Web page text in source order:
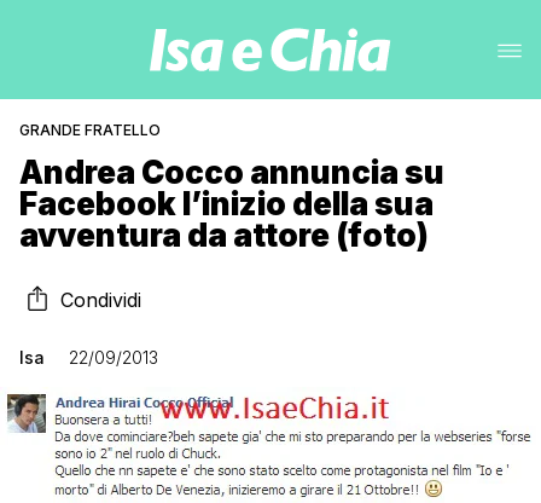
GRANDE FRATELLO
Andrea Cocco annuncia su
Facebook l’inizio della sua
avventura da attore (foto)
Condividi
Isa 22/09/2013